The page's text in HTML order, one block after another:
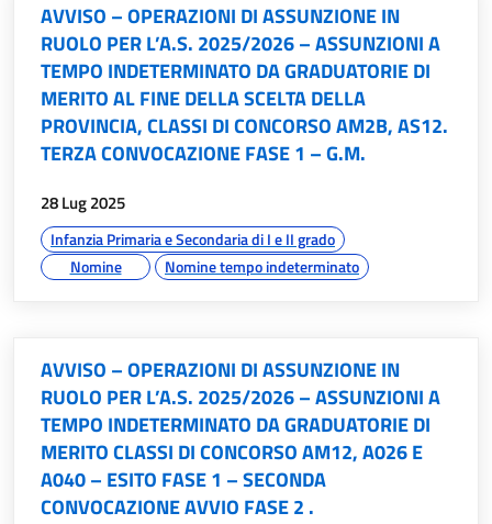
AVVISO – OPERAZIONI DI ASSUNZIONE IN
RUOLO PER L’A.S. 2025/2026 – ASSUNZIONI A
TEMPO INDETERMINATO DA GRADUATORIE DI
MERITO AL FINE DELLA SCELTA DELLA
PROVINCIA, CLASSI DI CONCORSO AM2B, AS12.
TERZA CONVOCAZIONE FASE 1 – G.M.
data:
28 Lug 2025
argomenti:
Infanzia Primaria e Secondaria di I e II grado
Nomine
Nomine tempo indeterminato
AVVISO – OPERAZIONI DI ASSUNZIONE IN
RUOLO PER L’A.S. 2025/2026 – ASSUNZIONI A
TEMPO INDETERMINATO DA GRADUATORIE DI
MERITO CLASSI DI CONCORSO AM12, A026 E
A040 – ESITO FASE 1 – SECONDA
CONVOCAZIONE AVVIO FASE 2 .